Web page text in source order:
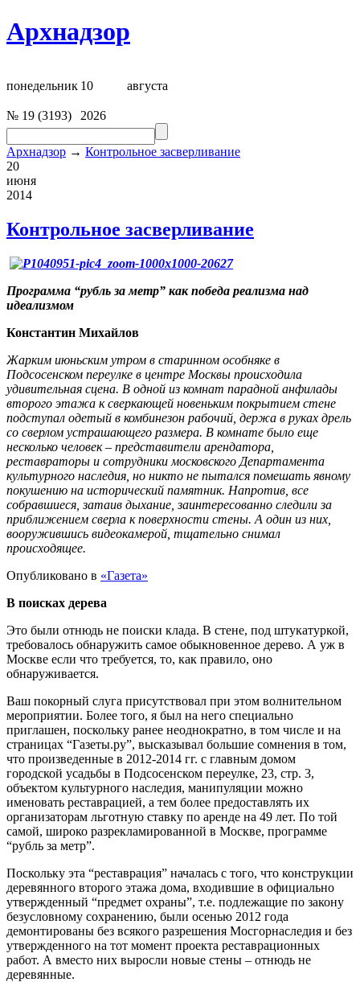
Архнадзор
понедельник 10 августа
№ 19 (3193) 2026
Архнадзор → Контрольное засверливание
20
июня
2014
Контрольное засверливание
Программа “рубль за метр” как победа реализма над
идеализмом
Константин Михайлов
Жарким июньским утром в старинном особняке в
Подсосенском переулке в центре Москвы происходила
удивительная сцена. В одной из комнат парадной анфилады
второго этажа к сверкающей новеньким покрытием стене
подступал одетый в комбинезон рабочий, держа в руках дрель
со сверлом устрашающего размера. В комнате было еще
несколько человек – представители арендатора,
реставраторы и сотрудники московского Департамента
культурного наследия, но никто не пытался помешать явному
покушению на исторический памятник. Напротив, все
собравшиеся, затаив дыхание, заинтересованно следили за
приближением сверла к поверхности стены. А один из них,
вооружившись видеокамерой, тщательно снимал
происходящее.
Опубликовано в «Газета»
В поисках дерева
Это были отнюдь не поиски клада. В стене, под штукатуркой,
требовалось обнаружить самое обыкновенное дерево. А уж в
Москве если что требуется, то, как правило, оно
обнаруживается.
Ваш покорный слуга присутствовал при этом волнительном
мероприятии. Более того, я был на него специально
приглашен, поскольку ранее неоднократно, в том числе и на
страницах “Газеты.ру”, высказывал большие сомнения в том,
что произведенные в 2012-2014 гг. с главным домом
городской усадьбы в Подсосенском переулке, 23, стр. 3,
объектом культурного наследия, манипуляции можно
именовать реставрацией, а тем более предоставлять их
организаторам льготную ставку по аренде на 49 лет. По той
самой, широко разрекламированной в Москве, программе
“рубль за метр”.
Поскольку эта “реставрация” началась с того, что конструкции
деревянного второго этажа дома, входившие в официально
утвержденный “предмет охраны”, т.е. подлежащие по закону
безусловному сохранению, были осенью 2012 года
демонтированы без всякого разрешения Мосгорнаследия и без
утвержденного на тот момент проекта реставрационных
работ. А вместо них выросли новые стены – отнюдь не
деревянные.